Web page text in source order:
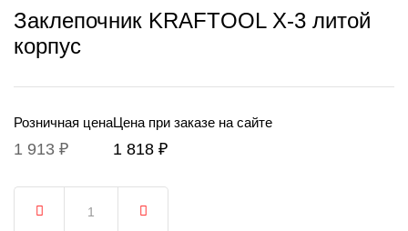
Заклепочник KRAFTOOL X-3 литой
корпус
Розничная цена
1 913 ₽
Цена при заказе на сайте
1 818 ₽